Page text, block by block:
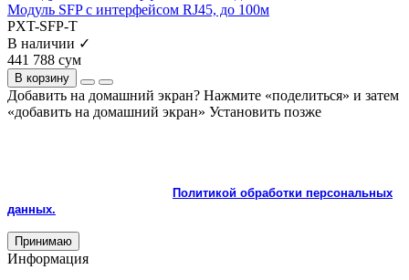
Модуль SFP с интерфейсом RJ45, до 100м
PXT-SFP-T
В наличии ✓
441 788 сум
В корзину
Добавить на домашний экран? Нажмите «поделиться» и затем
«добавить на домашний экран» Установить позже
Политикой обработки персональных
данных.
Принимаю
Информация